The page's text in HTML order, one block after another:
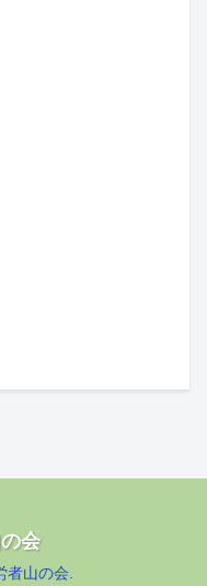
会
者山の会.